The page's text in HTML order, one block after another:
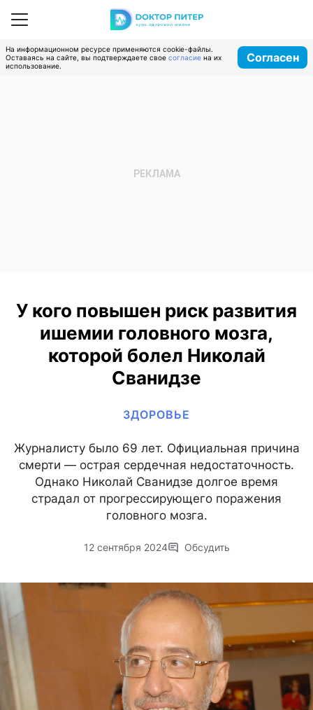
На информационном ресурсе применяются cookie-файлы.
Оставаясь на сайте, вы подтверждаете свое согласие на их
использование.
Согласен
У кого повышен риск развития
ишемии головного мозга,
которой болел Николай
Сванидзе
ЗДОРОВЬЕ
Журналисту было 69 лет. Официальная причина
смерти — острая сердечная недостаточность.
Однако Николай Сванидзе долгое время
страдал от прогрессирующего поражения
головного мозга.
12 сентября 2024 Обсудить